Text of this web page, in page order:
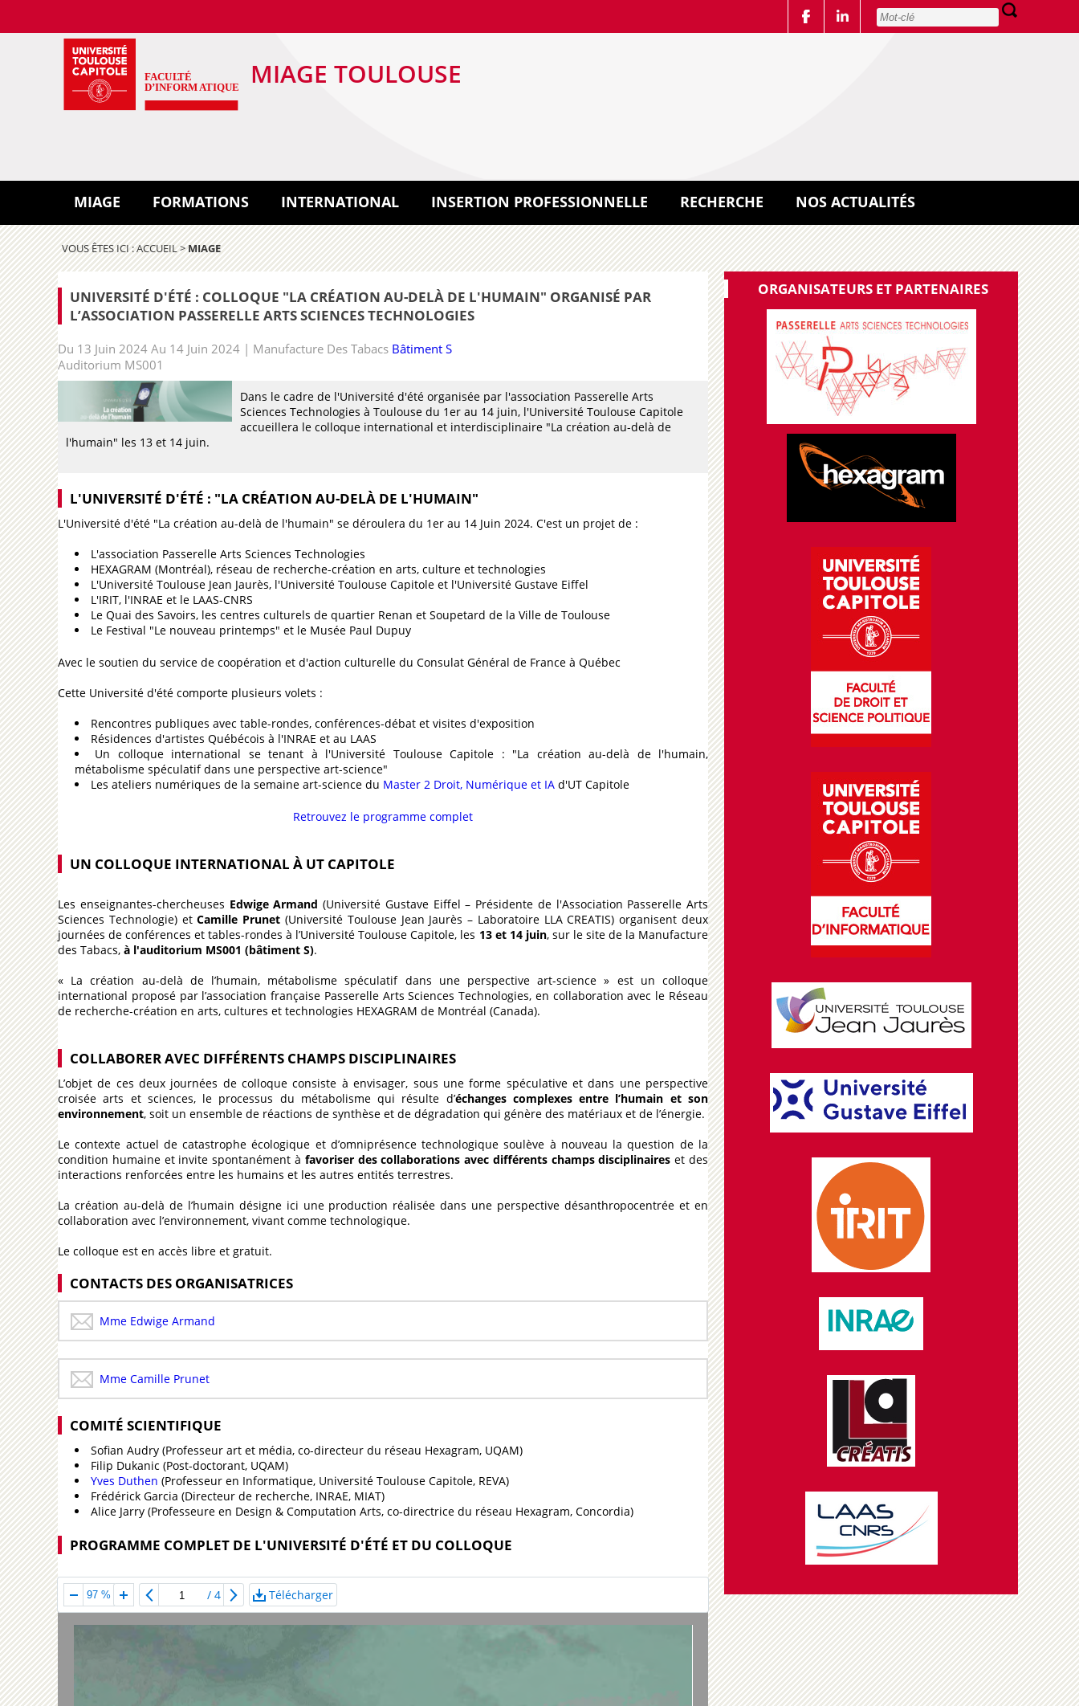
MIAGE TOULOUSE
MIAGE FORMATIONS INTERNATIONAL INSERTION PROFESSIONNELLE RECHERCHE NOS ACTUALITÉS
VOUS ÊTES ICI :ACCUEIL>MIAGE
UNIVERSITÉ D'ÉTÉ : COLLOQUE "LA CRÉATION AU-DELÀ DE L'HUMAIN" ORGANISÉ PAR
L’ASSOCIATION PASSERELLE ARTS SCIENCES TECHNOLOGIES
Du 13 Juin 2024 Au 14 Juin 2024 | Manufacture Des Tabacs Bâtiment S
Auditorium MS001
Dans le cadre de l'Université d'été organisée par l'association Passerelle Arts
Sciences Technologies à Toulouse du 1er au 14 juin, l'Université Toulouse Capitole
accueillera le colloque international et interdisciplinaire "La création au-delà de
l'humain" les 13 et 14 juin.
L'UNIVERSITÉ D'ÉTÉ : "LA CRÉATION AU-DELÀ DE L'HUMAIN"
L'Université d'été "La création au-delà de l'humain" se déroulera du 1er au 14 Juin 2024. C'est un projet de :
L'association Passerelle Arts Sciences Technologies
HEXAGRAM (Montréal), réseau de recherche-création en arts, culture et technologies
L'Université Toulouse Jean Jaurès, l'Université Toulouse Capitole et l'Université Gustave Eiffel
L'IRIT, l'INRAE et le LAAS-CNRS
Le Quai des Savoirs, les centres culturels de quartier Renan et Soupetard de la Ville de Toulouse
Le Festival "Le nouveau printemps" et le Musée Paul Dupuy
Avec le soutien du service de coopération et d'action culturelle du Consulat Général de France à Québec
Cette Université d'été comporte plusieurs volets :
Rencontres publiques avec table-rondes, conférences-débat et visites d'exposition
Résidences d'artistes Québécois à l'INRAE et au LAAS
Un colloque international se tenant à l'Université Toulouse Capitole : "La création au-delà de l'humain,
métabolisme spéculatif dans une perspective art-science"
Les ateliers numériques de la semaine art-science du Master 2 Droit, Numérique et IA d'UT Capitole
Retrouvez le programme complet
UN COLLOQUE INTERNATIONAL À UT CAPITOLE
Les enseignantes-chercheuses Edwige Armand (Université Gustave Eiffel – Présidente de l'Association Passerelle Arts
Sciences Technologie) etCamille Prunet (Université Toulouse Jean Jaurès – Laboratoire LLA CREATIS) organisent deux
journées de conférences et tables-rondes à l’Université Toulouse Capitole, les 13 et 14 juin, sur le site de la Manufacture
des Tabacs, à l'auditorium MS001 (bâtiment S).
« La création au-delà de l’humain, métabolisme spéculatif dans une perspective art-science » est un colloque
international proposé par l’association française Passerelle Arts Sciences Technologies, en collaboration avec le Réseau
de recherche-création en arts, cultures et technologies HEXAGRAM de Montréal (Canada).
COLLABORER AVEC DIFFÉRENTS CHAMPS DISCIPLINAIRES
L’objet de ces deux journées de colloque consiste à envisager, sous une forme spéculative et dans une perspective
croisée arts et sciences, le processus du métabolisme qui résulte d’échanges complexes entre l’humain et son
environnement, soit un ensemble de réactions de synthèse et de dégradation qui génère des matériaux et de l’énergie.
Le contexte actuel de catastrophe écologique et d’omniprésence technologique soulève à nouveau la question de la
condition humaine et invite spontanément à favoriser des collaborations avec différents champs disciplinaires et des
interactions renforcées entre les humains et les autres entités terrestres.
La création au-delà de l’humain désigne ici une production réalisée dans une perspective désanthropocentrée et en
collaboration avec l’environnement, vivant comme technologique.
Le colloque est en accès libre et gratuit.
CONTACTS DES ORGANISATRICES
Mme Edwige Armand
Mme Camille Prunet
COMITÉ SCIENTIFIQUE
Sofian Audry (Professeur art et média, co-directeur du réseau Hexagram, UQAM)
Filip Dukanic (Post-doctorant, UQAM)
Yves Duthen (Professeur en Informatique, Université Toulouse Capitole, REVA)
Frédérick Garcia (Directeur de recherche, INRAE, MIAT)
Alice Jarry (Professeure en Design & Computation Arts, co-directrice du réseau Hexagram, Concordia)
PROGRAMME COMPLET DE L'UNIVERSITÉ D'ÉTÉ ET DU COLLOQUE
97 % / 4 Télécharger
ORGANISATEURS ET PARTENAIRES